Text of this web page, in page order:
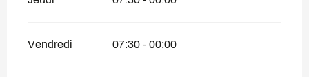
Vendredi 07:30 - 00:00